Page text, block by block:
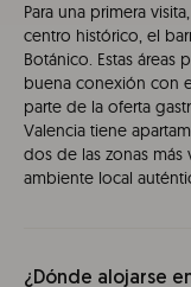
Para una primera
centro histórico, el
Botánico. Estas áreas
buena conexión con
parte de la oferta
Valencia tiene
dos de las zonas
ambiente local
¿Dónde alojarse